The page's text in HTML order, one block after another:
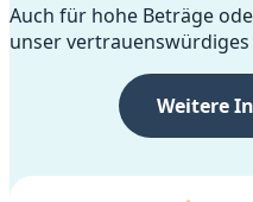
Auch für hohe Beträge
unser
Weitere